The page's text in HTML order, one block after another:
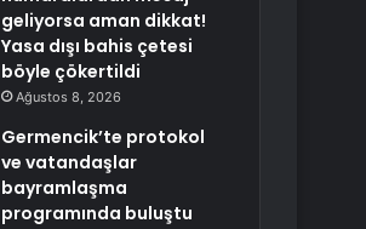
geliyorsa aman dikkat!
Yasa dışı bahis çetesi
böyle çökertildi
Ağustos 8, 2026
Germencik’te protokol
ve vatandaşlar
bayramlaşma
programında buluştu